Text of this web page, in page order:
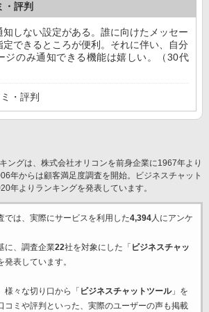
評判
知しない設定がある。誰に向けたメッセー
定できるところが便利。それに伴い、自分
ジのみ通知できる機能は嬉しい。（30代
・評判
ングは、株式会社オリコンを前身企業に1967年より
年からは顧客満足度調査を開始。ビジネスチャット
年よりランキングを発表しています。
では、実際にサービスを利用した4,394人にアンケ
に、調査企業22社を対象にした「 ビジネスチャッ
表しています。
様々な切り口から「 ビジネスチャットツール」を
コミや評判といった、実際のユーザーの声も掲載